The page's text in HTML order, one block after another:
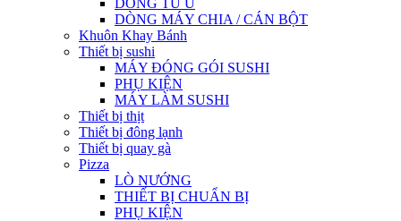
DÒNG TỦ Ủ
DÒNG MÁY CHIA / CÁN BỘT
Khuôn Khay Bánh
Thiết bị sushi
MÁY ĐÓNG GÓI SUSHI
PHỤ KIỆN
MÁY LÀM SUSHI
Thiết bị thịt
Thiết bị đông lạnh
Thiết bị quay gà
Pizza
LÒ NƯỚNG
THIẾT BỊ CHUẨN BỊ
PHỤ KIỆN